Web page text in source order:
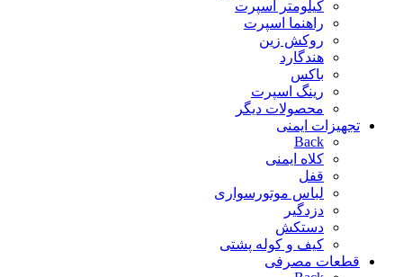
کیلومتر اسپرت
راهنما اسپرت
روکش زین
هندگارد
باکس
رینگ اسپرت
محصولات دیگر
تجهیزات ایمنی
Back
کلاه ایمنی
قفل
لباس موتورسواری
دزدگیر
دستکش
کیف و کوله پشتی
قطعات مصرفی